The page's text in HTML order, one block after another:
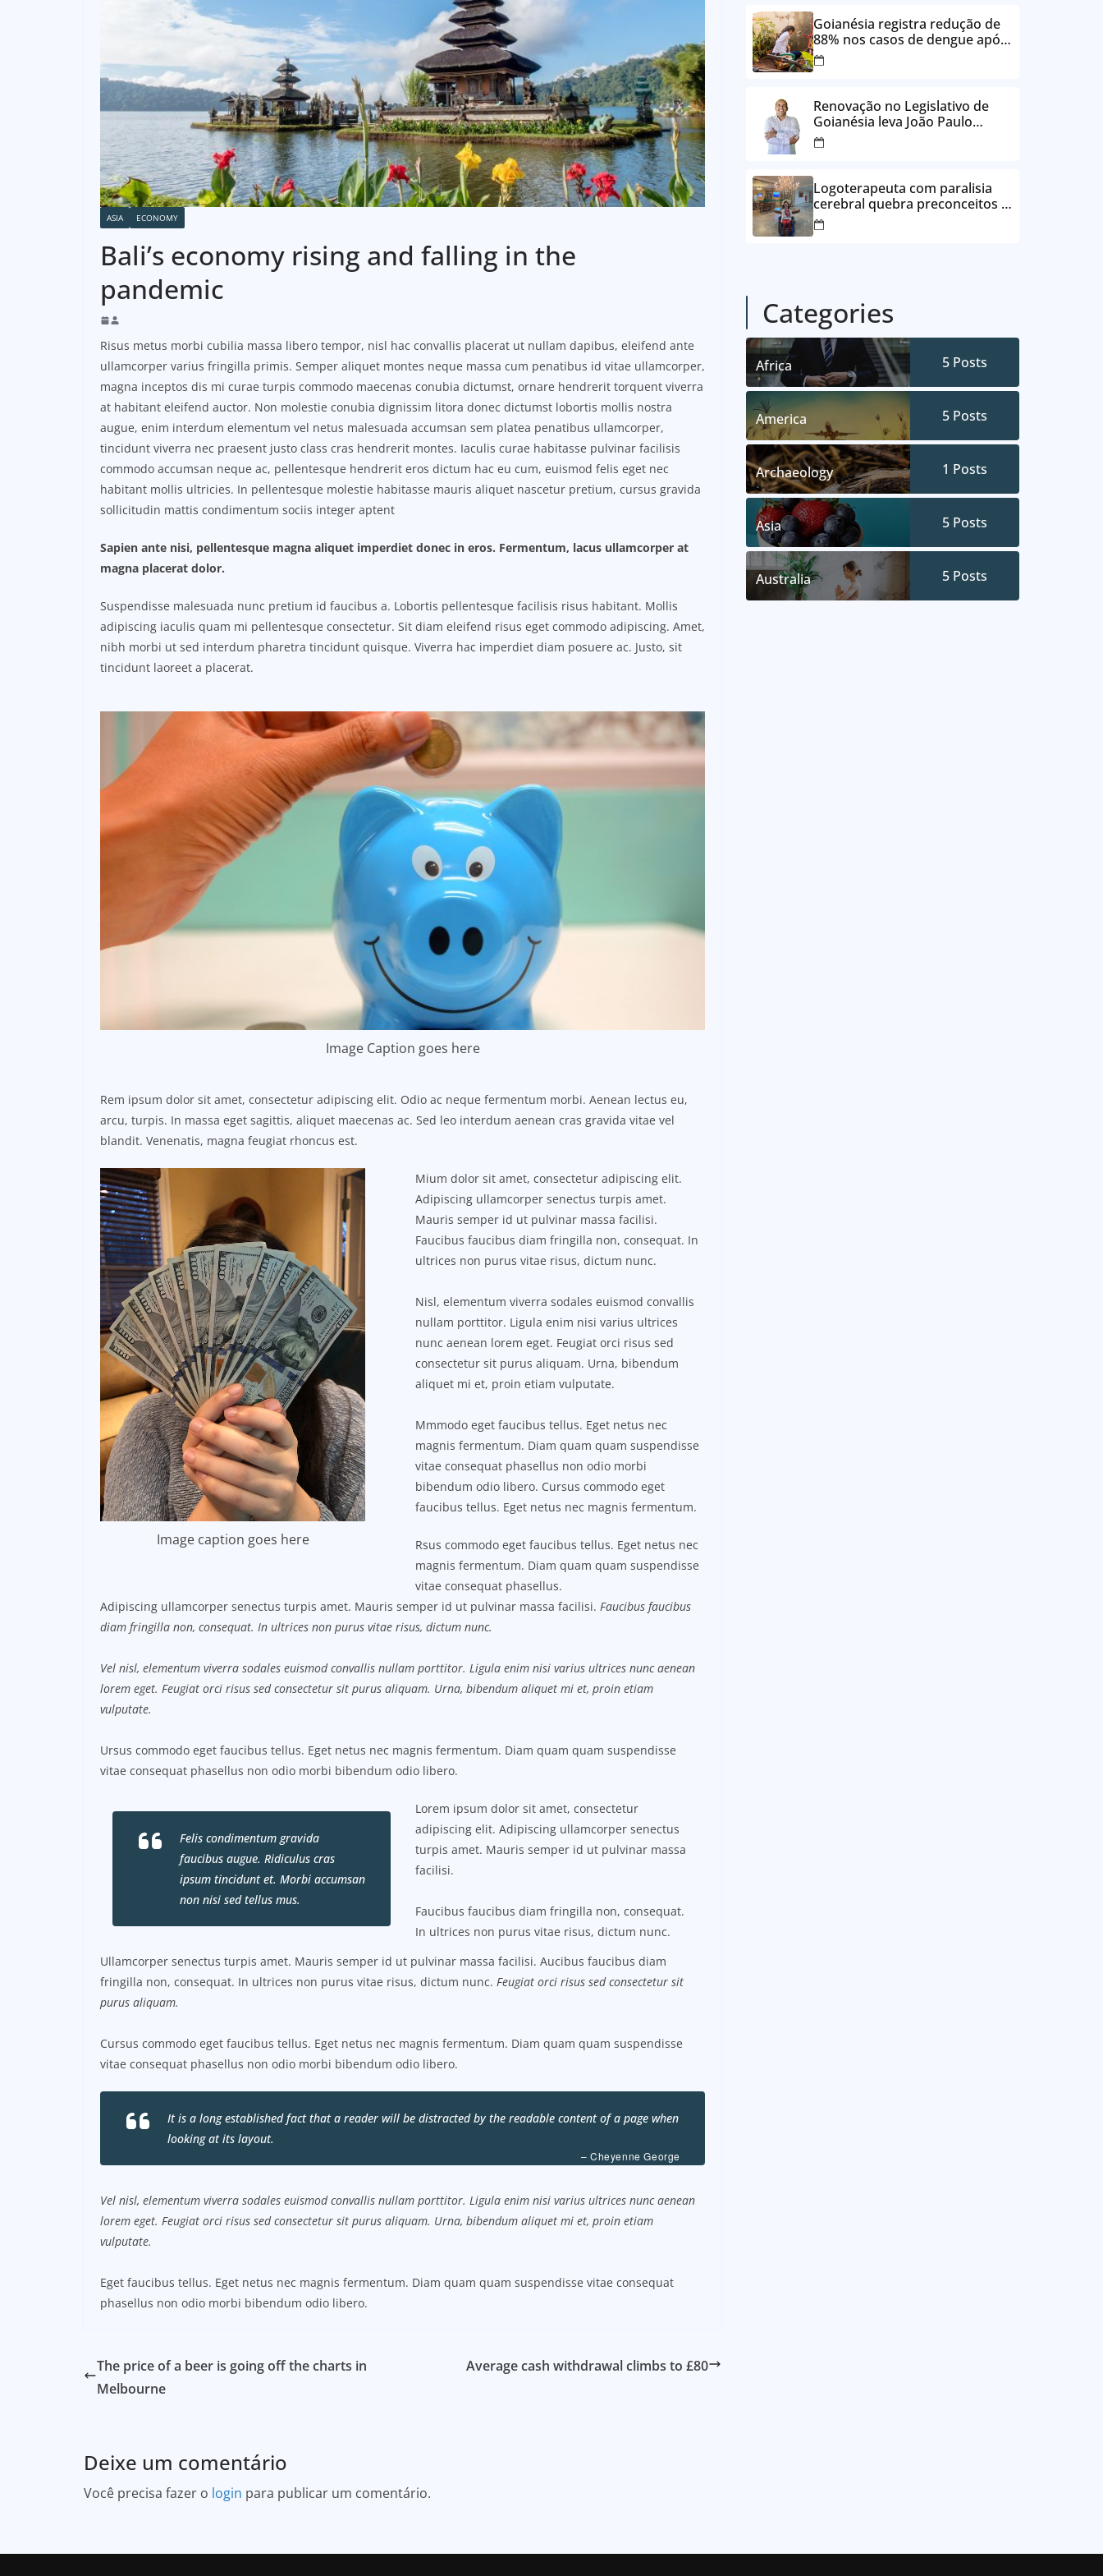
ASIA ECONOMY
Bali’s economy rising and falling in the
pandemic
Risus metus morbi cubilia massa libero tempor, nisl hac convallis placerat ut nullam dapibus, eleifend ante
ullamcorper varius fringilla primis. Semper aliquet montes neque massa cum penatibus id vitae ullamcorper,
magna inceptos dis mi curae turpis commodo maecenas conubia dictumst, ornare hendrerit torquent viverra
at habitant eleifend auctor. Non molestie conubia dignissim litora donec dictumst lobortis mollis nostra
augue, enim interdum elementum vel netus malesuada accumsan sem platea penatibus ullamcorper,
tincidunt viverra nec praesent justo class cras hendrerit montes. Iaculis curae habitasse pulvinar facilisis
commodo accumsan neque ac, pellentesque hendrerit eros dictum hac eu cum, euismod felis eget nec
habitant mollis ultricies. In pellentesque molestie habitasse mauris aliquet nascetur pretium, cursus gravida
sollicitudin mattis condimentum sociis integer aptent
Sapien ante nisi, pellentesque magna aliquet imperdiet donec in eros. Fermentum, lacus ullamcorper at
magna placerat dolor.
Suspendisse malesuada nunc pretium id faucibus a. Lobortis pellentesque facilisis risus habitant. Mollis
adipiscing iaculis quam mi pellentesque consectetur. Sit diam eleifend risus eget commodo adipiscing. Amet,
nibh morbi ut sed interdum pharetra tincidunt quisque. Viverra hac imperdiet diam posuere ac. Justo, sit
tincidunt laoreet a placerat.
Image Caption goes here
Rem ipsum dolor sit amet, consectetur adipiscing elit. Odio ac neque fermentum morbi. Aenean lectus eu,
arcu, turpis. In massa eget sagittis, aliquet maecenas ac. Sed leo interdum aenean cras gravida vitae vel
blandit. Venenatis, magna feugiat rhoncus est.
Image caption goes here
Mium dolor sit amet, consectetur adipiscing elit.
Adipiscing ullamcorper senectus turpis amet.
Mauris semper id ut pulvinar massa facilisi.
Faucibus faucibus diam fringilla non, consequat. In
ultrices non purus vitae risus, dictum nunc.
Nisl, elementum viverra sodales euismod convallis
nullam porttitor. Ligula enim nisi varius ultrices
nunc aenean lorem eget. Feugiat orci risus sed
consectetur sit purus aliquam. Urna, bibendum
aliquet mi et, proin etiam vulputate.
Mmmodo eget faucibus tellus. Eget netus nec
magnis fermentum. Diam quam quam suspendisse
vitae consequat phasellus non odio morbi
bibendum odio libero. Cursus commodo eget
faucibus tellus. Eget netus nec magnis fermentum.
Rsus commodo eget faucibus tellus. Eget netus nec
magnis fermentum. Diam quam quam suspendisse
vitae consequat phasellus.
Adipiscing ullamcorper senectus turpis amet. Mauris semper id ut pulvinar massa facilisi. Faucibus faucibus
diam fringilla non, consequat. In ultrices non purus vitae risus, dictum nunc.
Vel nisl, elementum viverra sodales euismod convallis nullam porttitor. Ligula enim nisi varius ultrices nunc aenean
lorem eget. Feugiat orci risus sed consectetur sit purus aliquam. Urna, bibendum aliquet mi et, proin etiam
vulputate.
Ursus commodo eget faucibus tellus. Eget netus nec magnis fermentum. Diam quam quam suspendisse
vitae consequat phasellus non odio morbi bibendum odio libero.
Felis condimentum gravida
faucibus augue. Ridiculus cras
ipsum tincidunt et. Morbi accumsan
non nisi sed tellus mus.
Lorem ipsum dolor sit amet, consectetur
adipiscing elit. Adipiscing ullamcorper senectus
turpis amet. Mauris semper id ut pulvinar massa
facilisi.
Faucibus faucibus diam fringilla non, consequat.
In ultrices non purus vitae risus, dictum nunc.
Ullamcorper senectus turpis amet. Mauris semper id ut pulvinar massa facilisi. Aucibus faucibus diam
fringilla non, consequat. In ultrices non purus vitae risus, dictum nunc. Feugiat orci risus sed consectetur sit
purus aliquam.
Cursus commodo eget faucibus tellus. Eget netus nec magnis fermentum. Diam quam quam suspendisse
vitae consequat phasellus non odio morbi bibendum odio libero.
It is a long established fact that a reader will be distracted by the readable content of a page when
looking at its layout.
– Cheyenne George
Vel nisl, elementum viverra sodales euismod convallis nullam porttitor. Ligula enim nisi varius ultrices nunc aenean
lorem eget. Feugiat orci risus sed consectetur sit purus aliquam. Urna, bibendum aliquet mi et, proin etiam
vulputate.
Eget faucibus tellus. Eget netus nec magnis fermentum. Diam quam quam suspendisse vitae consequat
phasellus non odio morbi bibendum odio libero.
The price of a beer is going off the charts in
Melbourne
Average cash withdrawal climbs to £80
Deixe um comentário
Você precisa fazer o login para publicar um comentário.
Goianésia registra redução de
88% nos casos de dengue após
ações de prevenção da
Prefeitura
Renovação no Legislativo de
Goianésia leva João Paulo
Batista à Câmara Municipal
Logoterapeuta com paralisia
cerebral quebra preconceitos e
ajuda pacientes a reencontrar
propósito em Goianésia
Categories
Africa 5 Posts
America 5 Posts
Archaeology 1 Posts
Asia 5 Posts
Australia 5 Posts